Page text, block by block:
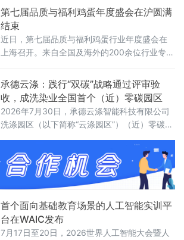
聚洞庭湖畔，这场教育部、湖南省教育厅备案
白名单公益赛事，是落实立德树人、培育时代
新人的重要实践。
第七届品质与福利鸡蛋年度盛会在沪圆满
结束
近日，第七届品质与福利鸡蛋行业年度盛会在
上海召开。来自全国及海外的200余位行业专
绕“蓄势破局，非笼领航”主题，探讨产业转型、
技术创新与消费升级路径。
承德云涤：践行“双碳”战略通过评审验
收，成洗染业全国首个（近）零碳园区
2026年7月30日，承德云涤智能科技有限公司
洗涤园区（以下简称“云涤园区”）（近）零碳洗
行业协会组织专家组对园区进行全面评审，北
京市科学技术研究院资源环境研究所作为零碳
园区建设指导单位全程参与指导。
首个面向基础教育场景的人工智能实训平
台在WAIC发布
7月17日至20日，2026世界人工智能大会暨人